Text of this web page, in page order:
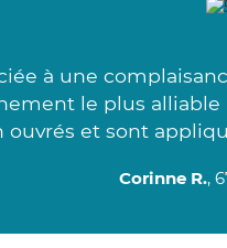
à une
le plus
ouvrés et sont
Corinne R.,